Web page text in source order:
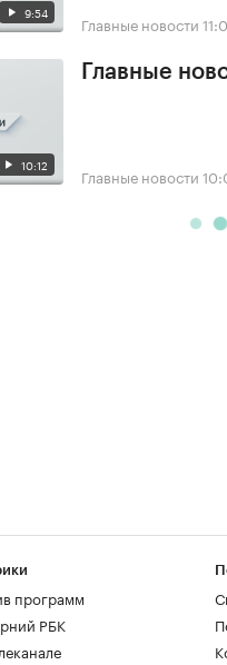
9:54 Главные новости
10:12
Главные
Главные новости
программ
РБК